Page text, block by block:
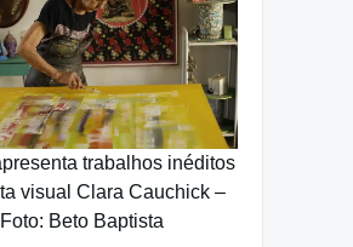
trabalhos inéditos
visual Clara Cauchick –
Foto: Beto Baptista